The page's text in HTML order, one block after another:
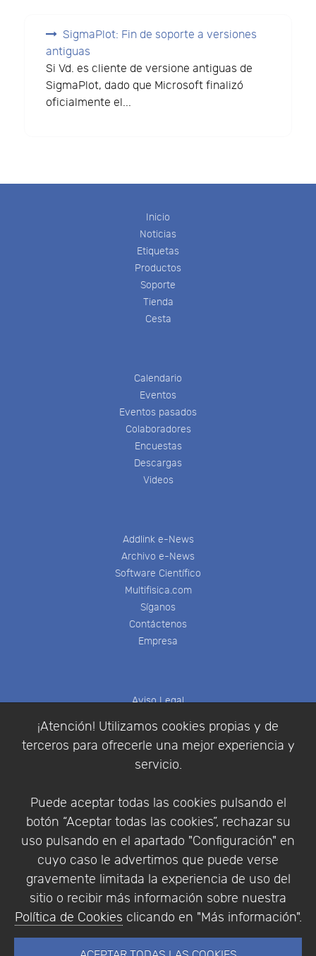
¡Atención! Utilizamos cookies propias y de
terceros para ofrecerle una mejor experiencia y
servicio.
Puede aceptar todas las cookies pulsando el
botón “Aceptar todas las cookies”, rechazar su
uso pulsando en el apartado "Configuración" en
cuyo caso le advertimos que puede verse
gravemente limitada la experiencia de uso del
sitio o recibir más información sobre nuestra
Política de Cookies clicando en "Más información".
SigmaPlot: Fin de soporte a versiones
antiguas
Si Vd. es cliente de versione antiguas de
SigmaPlot, dado que Microsoft finalizó
oficialmente el...
Inicio
Noticias
Etiquetas
Productos
Soporte
Tienda
Cesta
Calendario
Eventos
Eventos pasados
Colaboradores
Encuestas
Descargas
Videos
Addlink e-News
Archivo e-News
Software Científico
Multifisica.com
Síganos
Contáctenos
Empresa
Aviso Legal
Política de Privacidad
Condiciones de compra
Identificarse
Empresa|Aviso Legal| Política de Privacidad |
Política de Cookies
© Copyright 1994 - 2026. Addlink Software
Científico, S.L.